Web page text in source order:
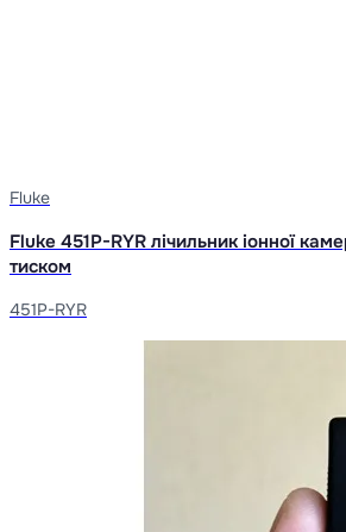
Fluke
Fluke 451P-RYR лічильник іонної
тиском
451P-RYR